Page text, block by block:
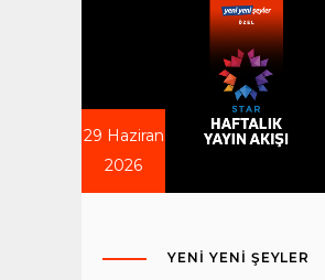
29 Haziran
2026
YENI YENI ŞEYLER